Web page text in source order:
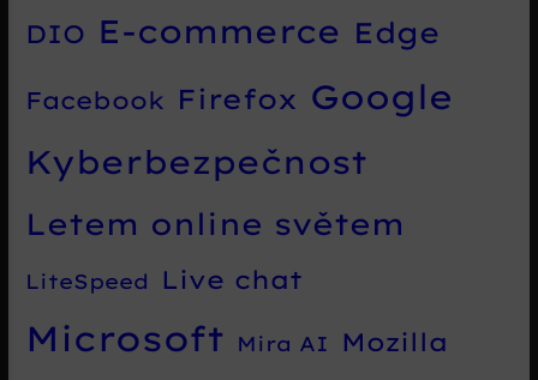
DIO E-commerce Edge
Facebook Firefox Google
Kyberbezpečnost
Letem online světem
LiteSpeed Live chat
Microsoft Mira AI Mozilla